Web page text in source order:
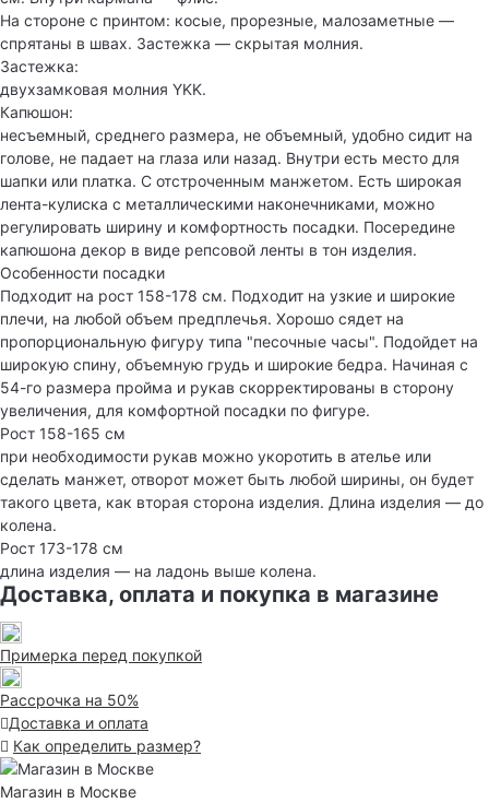
На стороне с принтом: косые, прорезные, малозаметные —
спрятаны в швах. Застежка — скрытая молния.
Застежка:
двухзамковая молния YKK.
Капюшон:
несъемный, среднего размера, не объемный, удобно сидит на
голове, не падает на глаза или назад. Внутри есть место для
шапки или платка. С отстроченным манжетом. Есть широкая
лента-кулиска с металлическими наконечниками, можно
регулировать ширину и комфортность посадки. Посередине
капюшона декор в виде репсовой ленты в тон изделия.
Особенности посадки
Подходит на рост 158-178 см. Подходит на узкие и широкие
плечи, на любой объем предплечья. Хорошо сядет на
пропорциональную фигуру типа "песочные часы". Подойдет на
широкую спину, объемную грудь и широкие бедра. Начиная с
54-го размера пройма и рукав скорректированы в сторону
увеличения, для комфортной посадки по фигуре.
Рост 158-165 см
при необходимости рукав можно укоротить в ателье или
сделать манжет, отворот может быть любой ширины, он будет
такого цвета, как вторая сторона изделия. Длина изделия — до
колена.
Рост 173-178 см
длина изделия — на ладонь выше колена.
Доставка, оплата и покупка в магазине
Примерка перед покупкой
Рассрочка на 50%
Доставка и оплата
Как определить размер?
Магазин в Москве